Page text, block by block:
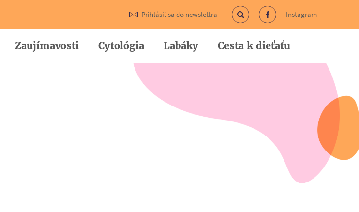
Prihlásiť sa do newslettra
VyhľadávanieFacebook
Instagram
Zaujímavosti Cytológia Labáky Cesta k dieťaťu